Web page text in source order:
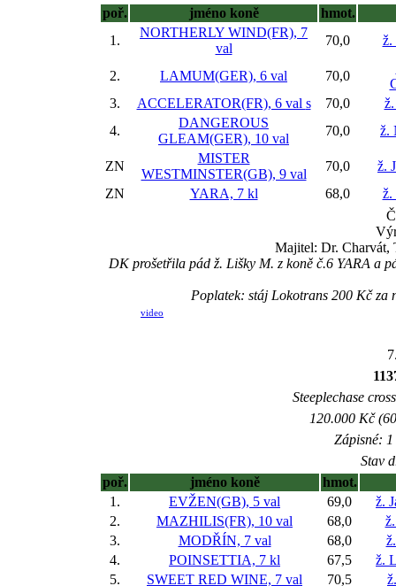
poř.
jméno koně
hmot.
1.
NORTHERLY WIND(FR), 7
val
70,0 ž.
2. LAMUM(GER), 6 val 70,0
3.
ACCELERATOR(FR), 6 val s 70,0
4.
DANGEROUS
GLEAM(GER), 10 val
70,0 ž.
ZN
MISTER
WESTMINSTER(GB), 9 val
70,0
ž.
ZN
YARA, 7 kl 68,0
ž.
Majitel: Dr. Charvát,
DK prošetřila pád ž. Lišky M. z koně č.6 YARA a
Poplatek: stáj Lokotrans 200 Kč
video
Steeplechase
120.000 Kč
Zápisné:
Stav
poř.
jméno koně
hmot.
1.
EVŽEN(GB), 5 val 69,0
ž.
2.
MAZHILIS(FR), 10 val 68,0
3.
MODŘÍN, 7 val 68,0
4.
POINSETTIA, 7 kl 67,5
ž.
5.
SWEET RED WINE, 7 val 70,5